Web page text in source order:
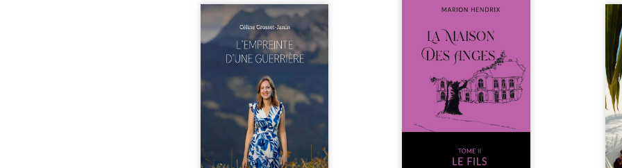
Que reste-t-il de l’enfance
lorsque la maladie impose ses
propres règles ? L’empreinte
d’une guerrière livre, sans
détour, le récit d’un quotidien
bouleversé par la maladie
chronique, l’errance médicale
et de longues hospitalisations.
L’auteure y raconte ce que les
dossiers médicaux taisent : la
peur, l’isolement, l’épuisement
et le sentiment de ne pas ...
Nous sommes en 1979, soit 15
patriarche Anatole-Eustache.
La famille devra affronter non
seulement un inconnu qui rôde
autour du domaine et dont
Firmin, le fidèle majordome,
redoute les visites, le passé
encombrant d’Anatole-
Eustache, la malédiction
familiale, mais aussi la toute-
comment dompter cet enfant
avant qu’il ...
Au
eux,